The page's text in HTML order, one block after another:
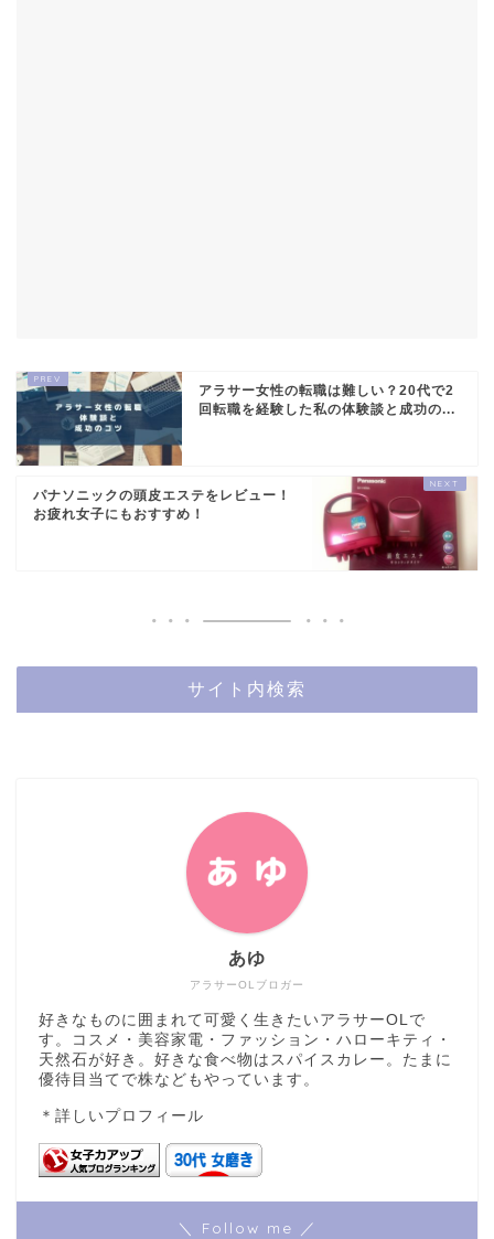
アラサー女性の転職は難しい？20代で2
回転職を経験した私の体験談と成功の...
パナソニックの頭皮エステをレビュー！
お疲れ女子にもおすすめ！
サイト内検索
アラサーOLブロガー
あゆ
好きなものに囲まれて可愛く生きたいアラサーOLで
す。コスメ・美容家電・ファッション・ハローキティ・
天然石が好き。好きな食べ物はスパイスカレー。たまに
優待目当てで株などもやっています。
＊ 詳しいプロフィール
＼ Follow me ／